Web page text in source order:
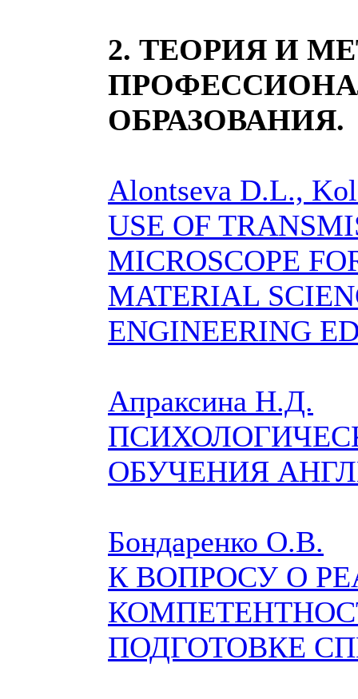
2. ТЕОРИЯ И
ОБРАЗОВАНИЯ.
Alontseva D.L.,
USE OF
MICROSCOPE
MATERIAL
ENGINEERING
Апраксина Н.Д.
ОБУЧЕНИЯ
Бондаренко О.В.
К ВОПРОСУ О
ПОДГОТОВКЕ